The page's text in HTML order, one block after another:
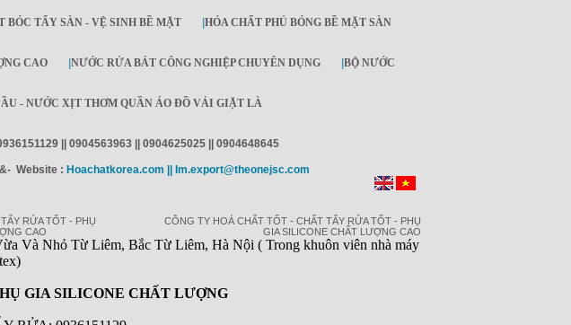
BÓC TẨY SÀN - VỆ SINH BỀ MẶT HÓA CHẤT PHỦ BÓNG BỀ MẶT SÀN
CAO NƯỚC RỬA BÁT CÔNG NGHIỆP CHUYÊN DỤNG BỘ NƯỚC
- NƯỚC XỊT THƠM QUẦN ÁO ĐỒ VẢI GIẶT LÀ
|| 0904563963 || 0904625025 || 0904648645
Website : Hoachatkorea.com || Im.export@theonejsc.com
RỬA TỐT - PHỤ
CAO
CÔNG TY HOÁ CHẤT TỐT - CHẤT TẨY RỬA TỐT - PHỤ
GIA SILICONE CHẤT LƯỢNG CAO
Và Nhỏ Từ Liêm, Bắc Từ Liêm, Hà Nội ( Trong khuôn viên nhà máy
GIA SILICONE CHẤT LƯỢNG